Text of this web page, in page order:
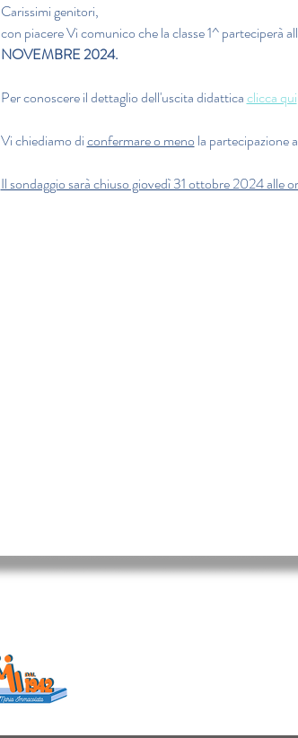
Carissimi genitori,
con piacere Vi comunico che la classe 1^ parteciperà
NOVEMBRE 2024.
Per conoscere il dettaglio dell'uscita didattica clicca qui
Vi chiediamo di confermare o meno la partecipazione
Il sondaggio sarà chiuso giovedì 31 ottobre 2024 alle